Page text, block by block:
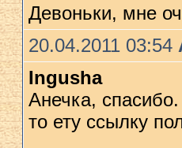
Девоньки, мне
20.04.2011 03:54
Ingusha
Анечка,
то ету ссылку